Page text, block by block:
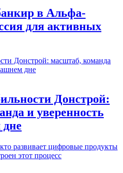
в Альфа-
для активных
Донстрой:
и уверенность